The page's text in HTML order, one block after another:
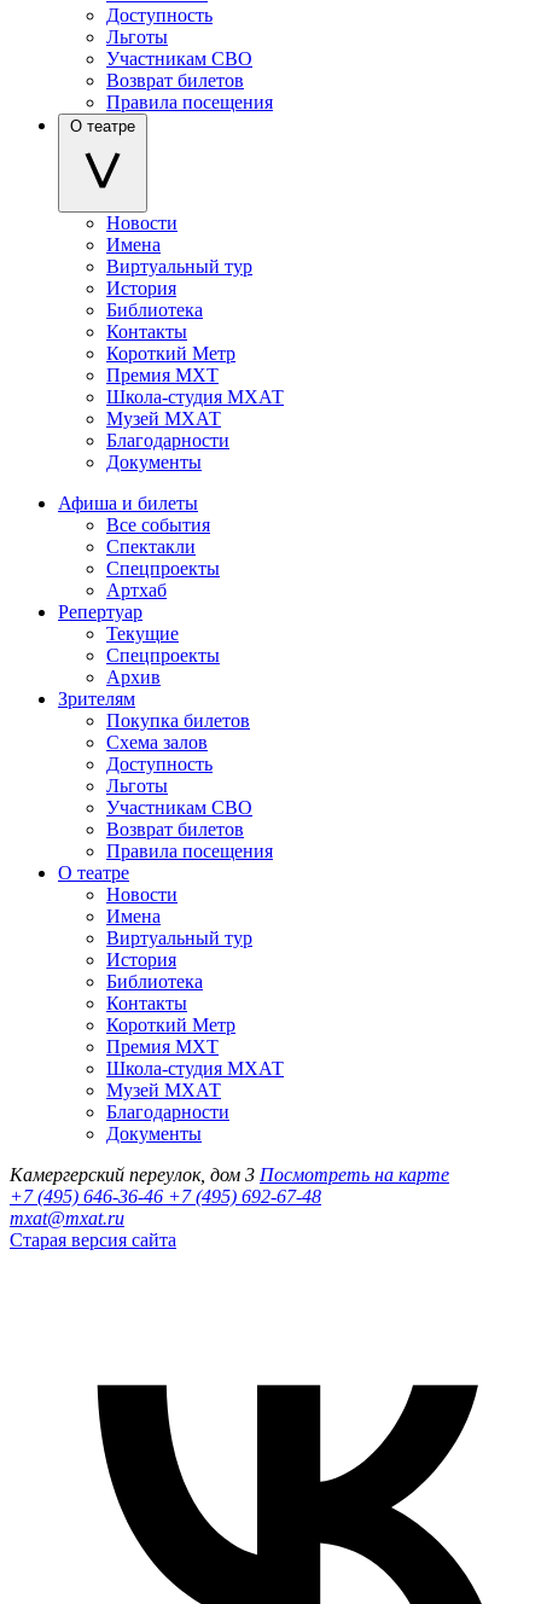
Доступность
Льготы
Участникам СВО
Возврат билетов
Правила посещения
О театре
Новости
Имена
Виртуальный тур
История
Библиотека
Контакты
Короткий Метр
Премия МХТ
Школа-студия МХАТ
Музей МХАТ
Благодарности
Документы
Афиша и билеты
Все события
Спектакли
Спецпроекты
Артхаб
Репертуар
Текущие
Спецпроекты
Архив
Зрителям
Покупка билетов
Схема залов
Доступность
Льготы
Участникам СВО
Возврат билетов
Правила посещения
О театре
Новости
Имена
Виртуальный тур
История
Библиотека
Контакты
Короткий Метр
Премия МХТ
Школа-студия МХАТ
Музей МХАТ
Благодарности
Документы
Камергерский переулок, дом 3 Посмотреть на карте
+7 (495) 646-36-46 +7 (495) 692-67-48‬
mxat@mxat.ru
Старая версия сайта